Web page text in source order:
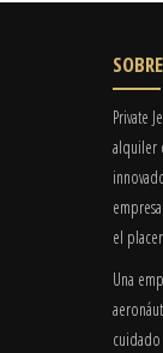
Private
alquiler
el
Una